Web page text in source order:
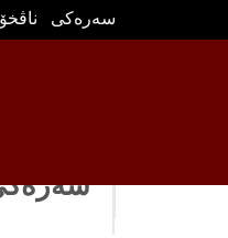
سه‌ره‌كی ناڤخۆ